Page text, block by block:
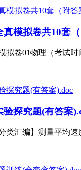
真模拟卷共10套
拟卷01物理（考试
验探究题(有答案
类汇编】测量平均速